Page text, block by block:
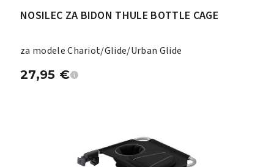
NOSILEC ZA BIDON THULE BOTTLE CAGE
za modele Chariot/Glide/Urban Glide
27,95 €